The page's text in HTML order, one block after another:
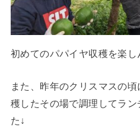
初めてのパパイヤ収穫を楽し
また、昨年のクリスマスの
穫したその場で調理してラ
た↓